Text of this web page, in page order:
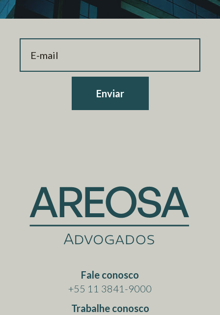
Enviar
Fale conosco
+55 11 3841-9000
Trabalhe conosco